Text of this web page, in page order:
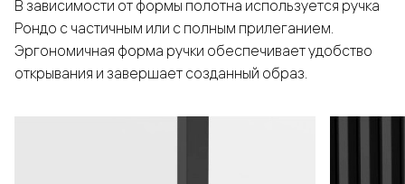
В зависимости от формы полотна используется ручка
Рондо с частичным или с полным прилеганием.
Эргономичная форма ручки обеспечивает удобство
открывания и завершает созданный образ.